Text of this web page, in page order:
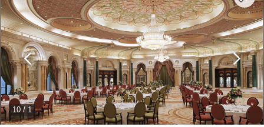
1 / 10